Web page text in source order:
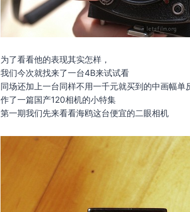
为了看看他的表现其实怎样，
我们今次就找来了一台4B来试试看
同场还加上一台同样不用一千元就买到的中画幅单
作了一篇国产120相机的小特集
第一期我们先来看看海鸥这台便宜的二眼相机